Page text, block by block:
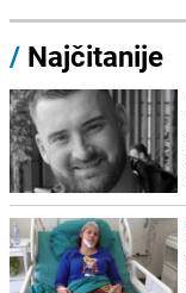
/ Najčitanije